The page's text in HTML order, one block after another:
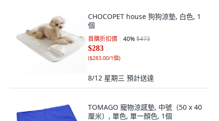
CHOCOPET house 狗狗涼墊, 白色, 1
個
首購折扣價 40%$473
$283
($283.00/1個)
8/12 星期三 預計送達
TOMAGO 寵物涼感墊, 中號（50 x 40
厘米）, 單色, 單一顏色, 1個